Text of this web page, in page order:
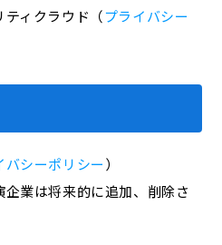
ィクラウド（プライバシー
バシーポリシー）
業は将来的に追加、削除さ